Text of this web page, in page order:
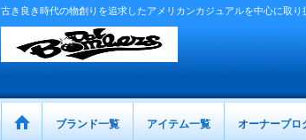
古き良き時代の物創りを追求したアメリカンカジュアルを中心に取り
ブランド一覧 アイテム一覧 オーナーブロ